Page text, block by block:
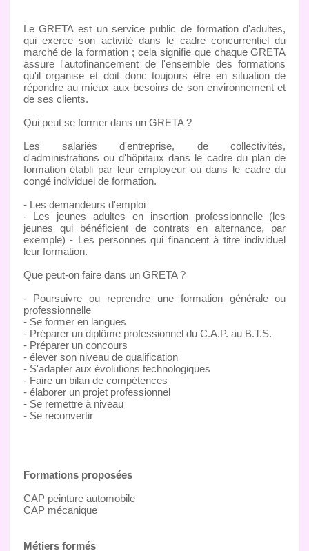
Le GRETA est un service public de formation d'adultes,
qui exerce son activité dans le cadre concurrentiel du
marché de la formation ; cela signifie que chaque GRETA
assure l'autofinancement de l'ensemble des formations
qu'il organise et doit donc toujours être en situation de
répondre au mieux aux besoins de son environnement et
de ses clients.
Qui peut se former dans un GRETA ?
Les salariés d'entreprise, de collectivités,
d'administrations ou d'hôpitaux dans le cadre du plan de
formation établi par leur employeur ou dans le cadre du
congé individuel de formation.
- Les demandeurs d'emploi
- Les jeunes adultes en insertion professionnelle (les
jeunes qui bénéficient de contrats en alternance, par
exemple) - Les personnes qui financent à titre individuel
leur formation.
Que peut-on faire dans un GRETA ?
- Poursuivre ou reprendre une formation générale ou
professionnelle
- Se former en langues
- Préparer un diplôme professionnel du C.A.P. au B.T.S.
- Préparer un concours
- élever son niveau de qualification
- S'adapter aux évolutions technologiques
- Faire un bilan de compétences
- élaborer un projet professionnel
- Se remettre à niveau
- Se reconvertir
Formations proposées
CAP peinture automobile
CAP mécanique
Métiers formés